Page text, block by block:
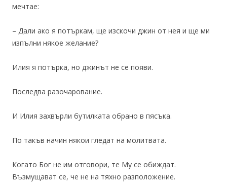
мечтае:
– Дали ако я потъркам, ще изскочи джин от нея и ще ми
изпълни някое желание?
Илия я потърка, но джинът не се появи.
Последва разочарование.
И Илия захвърли бутилката обрано в пясъка.
По такъв начин някои гледат на молитвата.
Когато Бог не им отговори, те Му се обиждат.
Възмущават се, че не на тяхно разположение.